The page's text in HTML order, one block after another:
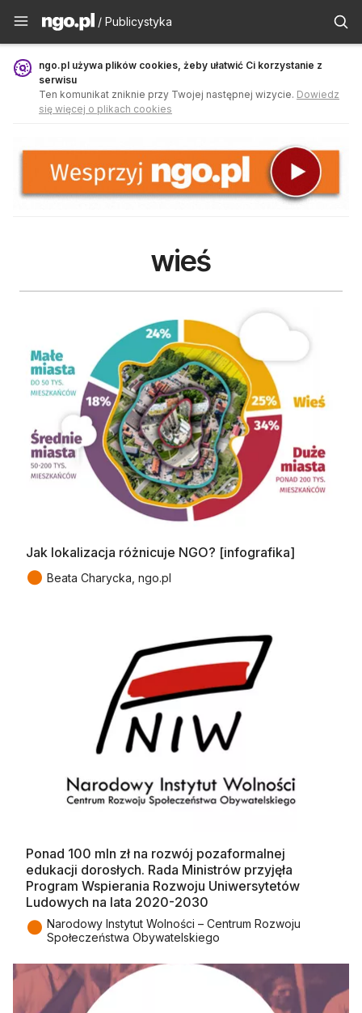
Publicystyka - ngo.pl
/ Publicystyka
ngo.pl używa plików cookies, żeby ułatwić Ci korzystanie z
serwisu
Ten komunikat zniknie przy Twojej następnej wizycie. Dowiedz
się więcej o plikach cookies
wieś
Jak lokalizacja różnicuje NGO? [infografika]
● Beata Charycka, ngo.pl
Ponad 100 mln zł na rozwój pozaformalnej
edukacji dorosłych. Rada Ministrów przyjęła
Program Wspierania Rozwoju Uniwersytetów
Ludowych na lata 2020-2030
● Narodowy Instytut Wolności – Centrum Rozwoju
Społeczeństwa Obywatelskiego